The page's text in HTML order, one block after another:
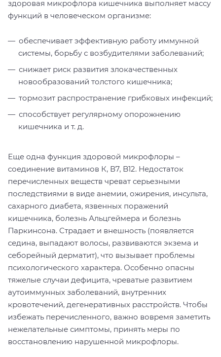
здоровая микрофлора кишечника выполняет массу
функций в человеческом организме:
обеспечивает эффективную работу иммунной
системы, борьбу с возбудителями заболеваний;
снижает риск развития злокачественных
новообразований толстого кишечника;
тормозит распространение грибковых инфекций;
способствует регулярному опорожнению
кишечника и т. д.
Еще одна функция здоровой микрофлоры –
соединение витаминов К, В7, B12. Недостаток
перечисленных веществ чреват серьезными
последствиями в виде анемии, ожирения, инсульта,
сахарного диабета, язвенных поражений
кишечника, болезнь Альцгеймера и болезнь
Паркинсона. Страдает и внешность (появляется
седина, выпадают волосы, развиваются экзема и
себорейный дерматит), что вызывает проблемы
психологического характера. Особенно опасны
тяжелые случаи дефицита, чреватые развитием
аутоиммунных заболеваний, внутренних
кровотечений, дегенеративных расстройств. Чтобы
избежать перечисленного, важно вовремя заметить
нежелательные симптомы, принять меры по
восстановлению нарушенной микрофлоры.